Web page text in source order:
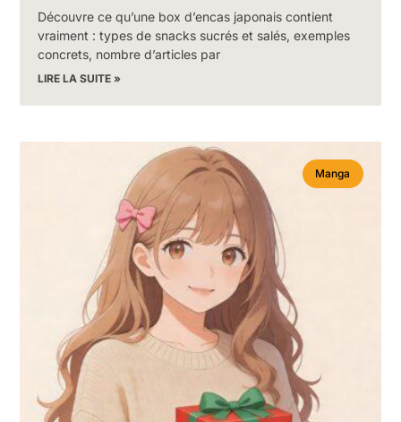
Découvre ce qu’une box d’encas japonais contient
vraiment : types de snacks sucrés et salés, exemples
concrets, nombre d’articles par
LIRE LA SUITE »
Manga